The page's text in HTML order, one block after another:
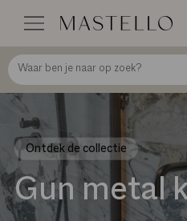
inhoud
Ontdek de collectie
Gun metal